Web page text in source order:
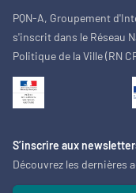
PQN-A, Groupement
s'inscrit dans le Réseau
Politique de la Ville (RN
S’inscrire aux
Découvrez les dernières